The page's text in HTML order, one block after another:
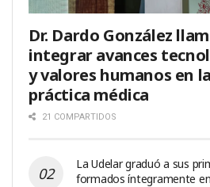
Dr. Dardo González
integrar avances
y valores humanos en la
práctica médica
21 COMPARTIDOS
La Udelar graduó a sus
formados íntegramente